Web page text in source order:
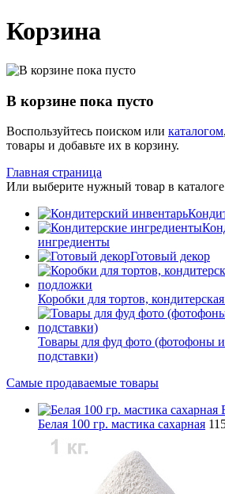
Корзина
В корзине пока пусто
Воспользуйтесь поиском или каталогом
товары и добавьте их в корзину.
Главная страница
Или выберите нужный товар в
ингредиенты
Готовый декор
Коробки для тортов,
Товары для фуд фото (фотофоны
подставки)
Самые продаваемые товары
Белая 100 гр. мастика сахарная